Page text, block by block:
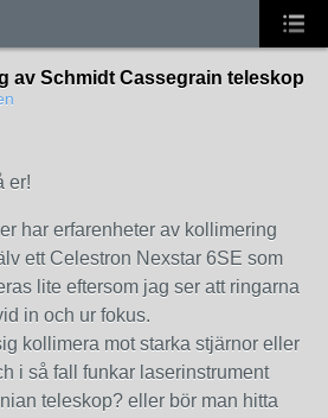
av Schmidt Cassegrain teleskop
er!
har erfarenheter av kollimering
ett Celestron Nexstar 6SE som
lite eftersom jag ser att ringarna
in och ur fokus.
kollimera mot starka stjärnor eller
i så fall funkar laserinstrument
teleskop? eller bör man hitta